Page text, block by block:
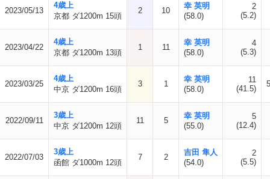
2023/05/13
4歳上
京都 ダ1200m 15頭
2 10
幸 英明
(58.0)
2
(5.2)
2023/04/22
4歳上
京都 ダ1200m 13頭
1 11
幸 英明
(58.0)
4
(5.3)
2023/03/25
4歳上
中京 ダ1200m 16頭
3 1
幸 英明
(58.0)
11
(41.5)
2022/09/11
3歳上
中京 ダ1200m 12頭
11 5
幸 英明
(55.0)
5
(12.4)
2022/07/03
3歳上
函館 ダ1000m 12頭
7 2
吉田 隼人
(54.0)
2
(5.5)